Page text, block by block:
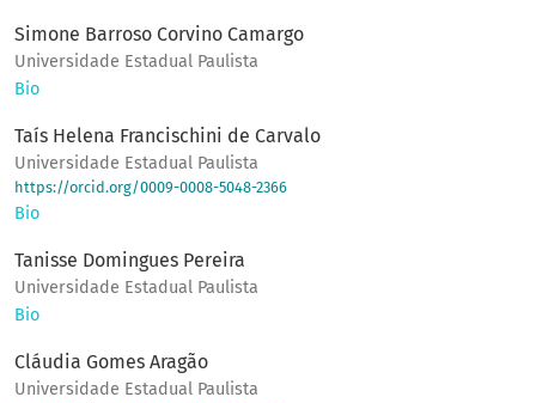
Simone Barroso Corvino Camargo
Universidade Estadual Paulista
Bio
Taís Helena Francischini de Carvalo
Universidade Estadual Paulista
https://orcid.org/0009-0008-5048-2366
Bio
Tanisse Domingues Pereira
Universidade Estadual Paulista
Bio
Cláudia Gomes Aragão
Universidade Estadual Paulista